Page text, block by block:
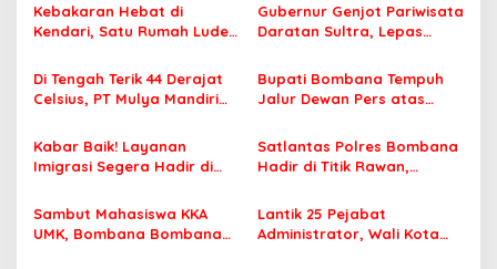
s
i
p
s
Kebakaran Hebat di
Kendari, Satu Rumah Ludes
Gubernur Genjot Pariwisata
Daratan Sultra, Lepas
Tiga Kabupaten Unggulan
Di Tengah Terik 44 Derajat
Celsius, PT Mulya Mandiri
Jamaah Tetap Sehat dan
Nyaman Beribadah
Bupati Bombana Tempuh
Jalur Dewan Pers atas
Korupsi Jembatan Cirauci II
Kabar Baik! Layanan
Imigrasi Segera Hadir di
Perlu Lagi ke Kendari
Satlantas Polres Bombana
Hadir di Titik Rawan,
Sekolah dengan Aman
Sambut Mahasiswa KKA
UMK, Bombana Bombana
Lantik 25 Pejabat
Administrator, Wali Kota